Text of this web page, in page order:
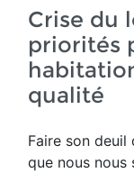
Crise du
priorités
qualité
Faire son deuil
que nous nous